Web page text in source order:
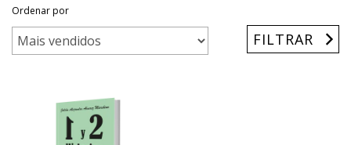
Ordenar por
FILTRAR